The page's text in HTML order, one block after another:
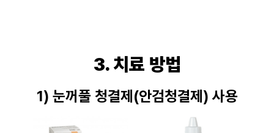
3. 치료 방법
1) 눈꺼풀 청결제(안검청결제) 사용